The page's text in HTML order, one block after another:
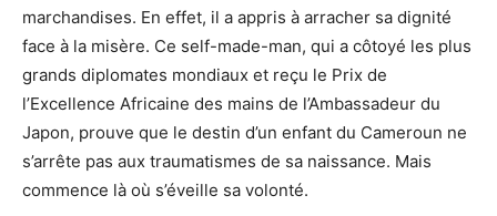
marchandises. En effet, il a appris à arracher sa dignité
face à la misère. Ce self-made-man, qui a côtoyé les plus
grands diplomates mondiaux et reçu le Prix de
l’Excellence Africaine des mains de l’Ambassadeur du
Japon, prouve que le destin d’un enfant du Cameroun ne
s’arrête pas aux traumatismes de sa naissance. Mais
commence là où s’éveille sa volonté.